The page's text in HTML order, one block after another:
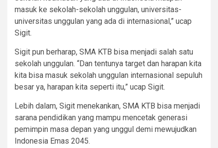
masuk ke sekolah-sekolah unggulan, universitas-
universitas unggulan yang ada di internasional,” ucap
Sigit.
Sigit pun berharap, SMA KTB bisa menjadi salah satu
sekolah unggulan. “Dan tentunya target dan harapan kita
kita bisa masuk sekolah unggulan internasional sepuluh
besar ya, harapan kita seperti itu,” ucap Sigit.
Lebih dalam, Sigit menekankan, SMA KTB bisa menjadi
sarana pendidikan yang mampu mencetak generasi
pemimpin masa depan yang unggul demi mewujudkan
Indonesia Emas 2045.